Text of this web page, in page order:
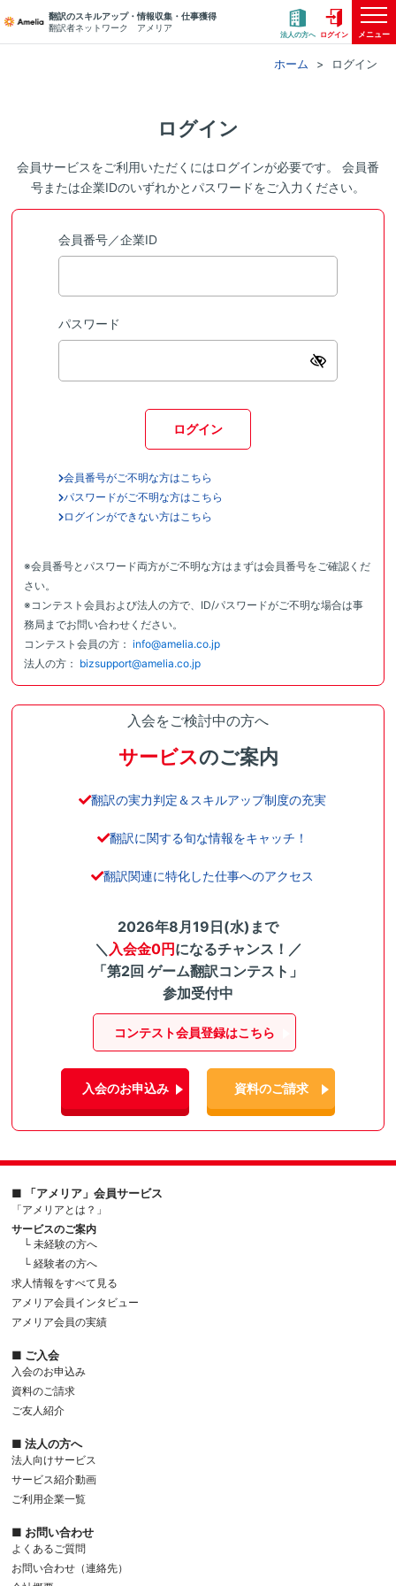
翻訳のスキルアップ・情報収集・仕事獲得
翻訳者ネットワーク アメリア
法人の方へ ログイン メニュー
ホーム ログイン
ログイン
会員サービスをご利用いただくにはログインが必要です。 会員番
号または企業IDのいずれかとパスワードをご入力ください。
会員番号／企業ID
パスワード
ログイン
会員番号がご不明な方はこちら
パスワードがご不明な方はこちら
ログインができない方はこちら
※会員番号とパスワード両方がご不明な方はまずは会員番号をご確認くだ
さい。
※コンテスト会員および法人の方で、ID/パスワードがご不明な場合は事
務局までお問い合わせください。
コンテスト会員の方： info@amelia.co.jp
法人の方： bizsupport@amelia.co.jp
入会をご検討中の方へ
サービスのご案内
翻訳の実力判定＆スキルアップ制度の充実
翻訳に関する旬な情報をキャッチ！
翻訳関連に特化した仕事へのアクセス
2026年8月19日(水)まで
＼ 入会金0円になるチャンス！／
「第2回 ゲーム翻訳コンテスト」
参加受付中
コンテスト会員登録はこちら
入会のお申込み 資料のご請求
■ 「アメリア」会員サービス
「アメリアとは？」
サービスのご案内
└ 未経験の方へ
└ 経験者の方へ
求人情報をすべて見る
アメリア会員インタビュー
アメリア会員の実績
■ ご入会
入会のお申込み
資料のご請求
ご友人紹介
■ 法人の方へ
法人向けサービス
サービス紹介動画
ご利用企業一覧
■ お問い合わせ
よくあるご質問
お問い合わせ（連絡先）